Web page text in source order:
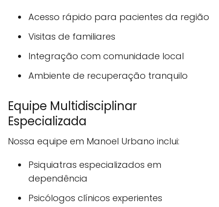
Acesso rápido para pacientes da região
Visitas de familiares
Integração com comunidade local
Ambiente de recuperação tranquilo
Equipe Multidisciplinar
Especializada
Nossa equipe em Manoel Urbano inclui:
Psiquiatras especializados em
dependência
Psicólogos clínicos experientes